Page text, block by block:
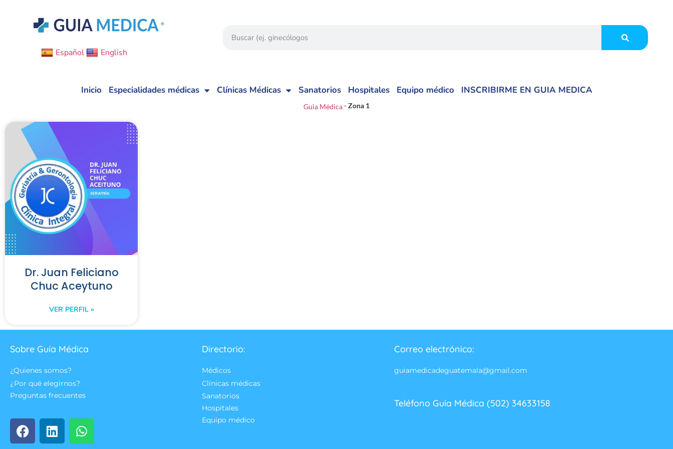
Español English
Inicio Especialidades médicas Clínicas Médicas Sanatorios Hospitales Equipo médico INSCRIBIRME EN GUIA MEDICA
Guia Médica-Zona 1
Dr. Juan Feliciano
Chuc Aceytuno
VER PERFIL »
Sobre Guía Médica
¿Quienes somos?
¿Por qué elegirnos?
Preguntas frecuentes
Directorio:
Médicos
Clínicas médicas
Sanatorios
Hospitales
Equipo médico
Correo electrónico:
guiamedicadeguatemala@gmail.com
Teléfono Guía Médica (502) 34633158